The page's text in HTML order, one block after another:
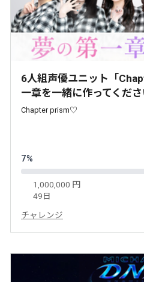
6人組声優ユニット「
一章を一緒に作ってくださ
Chapter prism♡
7%
1,000,000 円
49日
チャレンジ